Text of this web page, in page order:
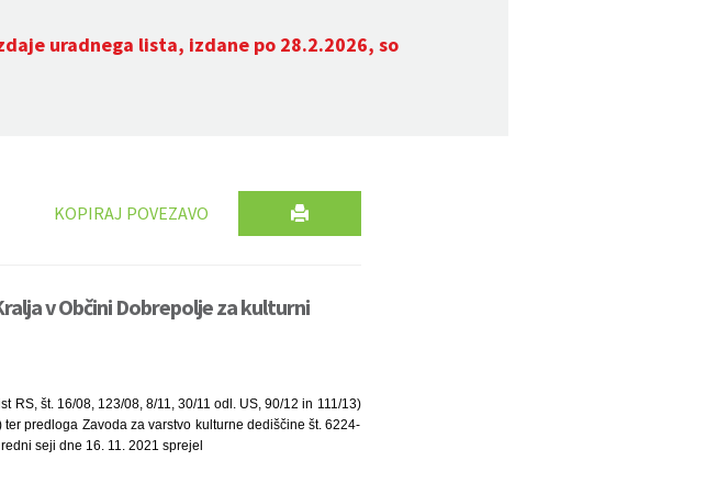
uradnega lista, izdane po 28.2.2026, so
KOPIRAJ POVEZAVO
v Občini Dobrepolje za kulturni
št. 16/08, 123/08, 8/11, 30/11 odl. US, 90/12 in 111/13)
predloga Zavoda za varstvo kulturne dediščine št. 6224-
seji dne 16. 11. 2021 sprejel